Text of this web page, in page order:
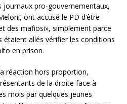
journaux pro-gouvernementaux,
ont accusé le PD d’être
des mafiosi», simplement parce
étaient allés vérifier les conditions
en prison.
réaction hors proportion,
de la droite face à
mois par quelques jeunes